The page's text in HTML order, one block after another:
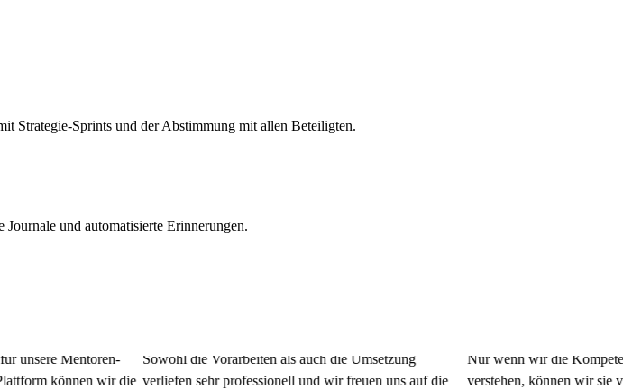
Strategie-Sprints und der Abstimmung mit allen Beteiligten.
und automatisierte Erinnerungen.
Mentoren-
können wir die
Sowohl die Vorarbeiten als auch die Umsetzung
verliefen sehr professionell und wir freuen uns auf die
Nur wenn wir die Kompetenzen
verstehen, können wir sie